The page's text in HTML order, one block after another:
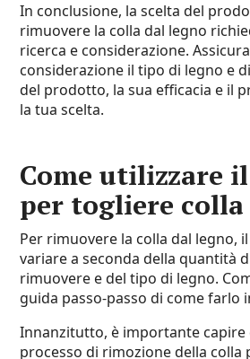
In conclusione, la scelta del
rimuovere la colla dal legno
ricerca e considerazione.
considerazione il tipo di legno e
del prodotto, la sua efficacia e il
la tua scelta.
Come utilizzare
per togliere
Per rimuovere la colla dal legno,
variare a seconda della quantità
rimuovere e del tipo di legno.
guida passo-passo di come farlo
Innanzitutto, è importante capire
processo di rimozione della